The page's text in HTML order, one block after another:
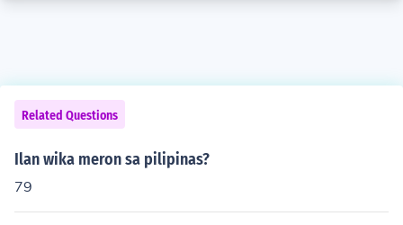
Related Questions
Ilan wika meron sa pilipinas?
79